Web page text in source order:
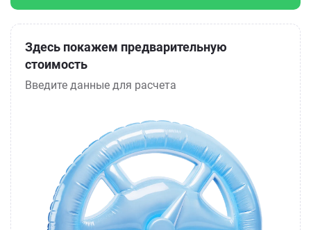
Здесь покажем предварительную
стоимость
Введите данные для расчета